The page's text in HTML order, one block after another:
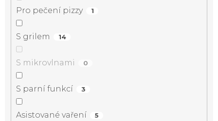
Pro pečení pizzy 1
S grilem 14
S mikrovlnami 0
S parní funkcí 3
Asistované vaření 5